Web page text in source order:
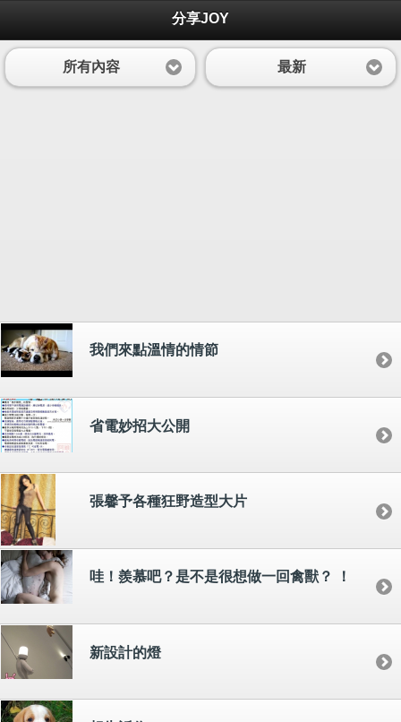
分享JOY
所有內容 最新
我們來點溫情的情節
省電妙招大公開
張馨予各種狂野造型大片
哇！羨慕吧？是不是很想做一回禽獸？ ！
新設計的燈